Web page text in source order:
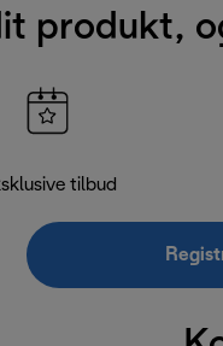
produkt,
tilbud